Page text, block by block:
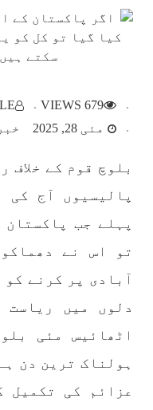
1784 VIEWS
دی بلوچ سرکل جبری
قومی ایشو
جبری لاپتہ افرد کے
679 VIEWS
مئی 28, 2025
بلوچ قوم کے خلاف
پہلے جب
تو اس نے
آبادی پر کرنے
دلوں میں ریاست
اٹھائیس مئی
ہولناک ترین دن
عزائم کی تکمیل